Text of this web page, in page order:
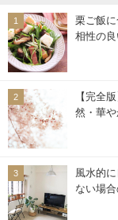
栗ご飯
相性の
【完全
然・華
風水的
ない場